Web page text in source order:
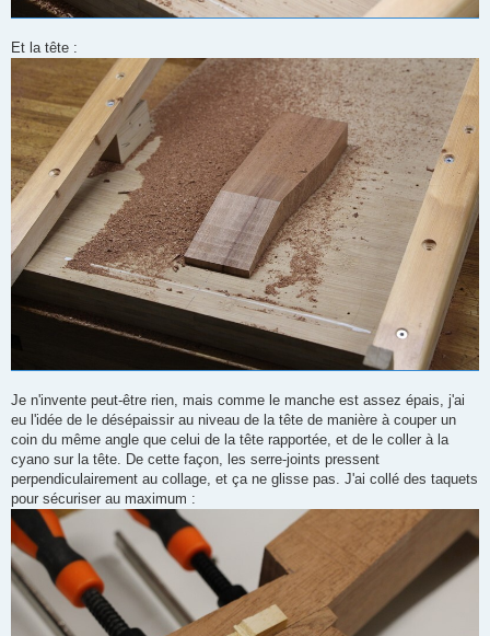
Et la tête :
Je n'invente peut-être rien, mais comme le manche est assez épais, j'ai
eu l'idée de le désépaissir au niveau de la tête de manière à couper un
coin du même angle que celui de la tête rapportée, et de le coller à la
cyano sur la tête. De cette façon, les serre-joints pressent
perpendiculairement au collage, et ça ne glisse pas. J'ai collé des taquets
pour sécuriser au maximum :